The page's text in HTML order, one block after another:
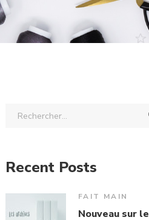
Recent Posts
FAIT MAIN
Nouveau sur le